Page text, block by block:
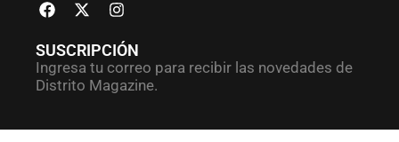
SUSCRIPCIÓN
Ingresa tu correo para recibir las novedades de
Distrito Magazine.